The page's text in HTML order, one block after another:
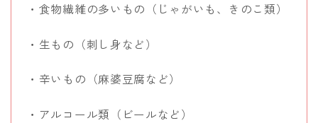
・食物繊維の多いもの（じゃがいも、きのこ類）
・生もの（刺し身など）
・辛いもの（麻婆豆腐など）
・アルコール類（ビールなど）